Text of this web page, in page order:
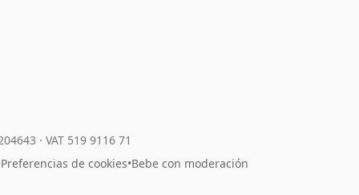
· VAT 519 9116 71
Preferencias de cookies•Bebe con moderación